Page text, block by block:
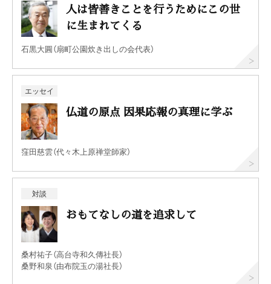
人は皆善きことを行うためにこの世
に生まれてくる
石黒大圓（扇町公園炊き出しの会代表）
エッセイ
仏道の原点 因果応報の真理に学ぶ
窪田慈雲（代々木上原禅堂師家）
対談
おもてなしの道を追求して
桑村祐子（高台寺和久傳社長）
桑野和泉（由布院玉の湯社長）